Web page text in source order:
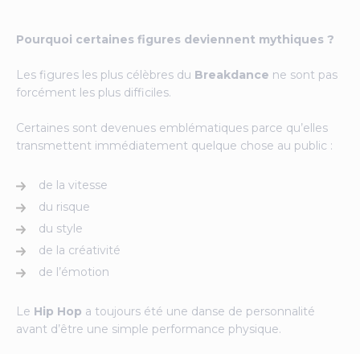
Pourquoi certaines figures deviennent mythiques ?
Les figures les plus célèbres du Breakdance ne sont pas
forcément les plus difficiles.
Certaines sont devenues emblématiques parce qu’elles
transmettent immédiatement quelque chose au public :
de la vitesse
du risque
du style
de la créativité
de l’émotion
Le Hip Hop a toujours été une danse de personnalité
avant d’être une simple performance physique.